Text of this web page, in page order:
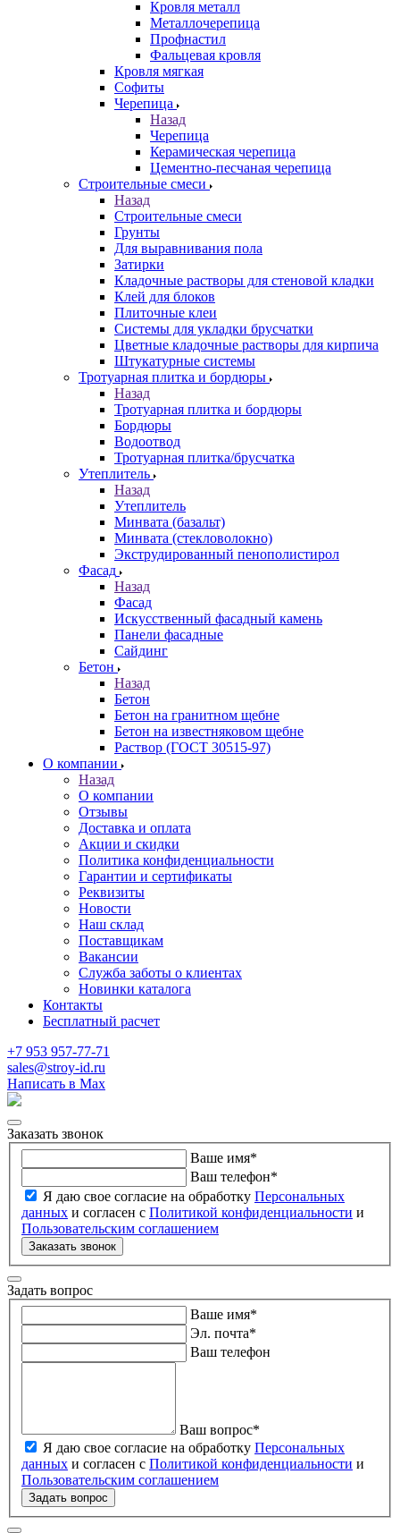
Кровля металл
Металлочерепица
Профнастил
Фальцевая кровля
Кровля мягкая
Софиты
Черепица
Назад
Черепица
Керамическая черепица
Цементно-песчаная черепица
Строительные смеси
Назад
Строительные смеси
Грунты
Для выравнивания пола
Затирки
Кладочные растворы для стеновой кладки
Клей для блоков
Плиточные клеи
Системы для укладки брусчатки
Цветные кладочные растворы для кирпича
Штукатурные системы
Тротуарная плитка и бордюры
Назад
Тротуарная плитка и бордюры
Бордюры
Водоотвод
Тротуарная плитка/брусчатка
Утеплитель
Назад
Утеплитель
Минвата (базальт)
Минвата (стекловолокно)
Экструдированный пенополистирол
Фасад
Назад
Фасад
Искусственный фасадный камень
Панели фасадные
Сайдинг
Бетон
Назад
Бетон
Бетон на гранитном щебне
Бетон на известняковом щебне
Раствор (ГОСТ 30515-97)
О компании
Назад
О компании
Отзывы
Доставка и оплата
Акции и скидки
Политика конфиденциальности
Гарантии и сертификаты
Реквизиты
Новости
Наш склад
Поставщикам
Вакансии
Служба заботы о клиентах
Новинки каталога
Контакты
Бесплатный расчет
+7 953 957-77-71
sales@stroy-id.ru
Написать в Max
Заказать звонок
Ваше имя*
Ваш телефон*
Я даю свое согласие на обработку Персональных
данных и согласен с Политикой конфиденциальности и
Пользовательским соглашением
Заказать звонок
Задать вопрос
Ваше имя*
Эл. почта*
Ваш телефон
Ваш вопрос*
Я даю свое согласие на обработку Персональных
данных и согласен с Политикой конфиденциальности и
Пользовательским соглашением
Задать вопрос